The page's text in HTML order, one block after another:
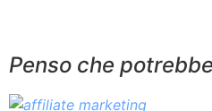
Penso che